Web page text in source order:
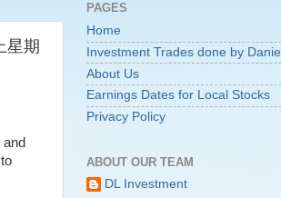
星期
PAGES
Home
Investment Trades done by Daniel
About Us
Earnings Dates for Local Stocks
Privacy Policy
ABOUT OUR TEAM
DL Investment